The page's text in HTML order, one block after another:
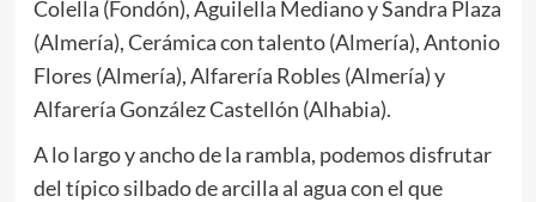
Colella (Fondón), Aguilella Mediano y Sandra Plaza
(Almería), Cerámica con talento (Almería), Antonio
Flores (Almería), Alfarería Robles (Almería) y
Alfarería González Castellón (Alhabia).
A lo largo y ancho de la rambla, podemos disfrutar
del típico silbado de arcilla al agua con el que